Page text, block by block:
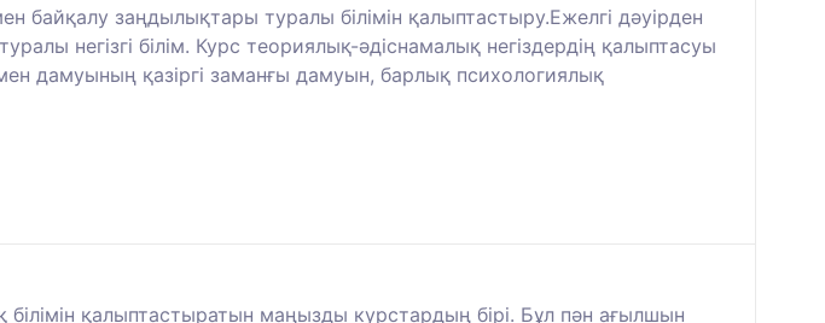
заңдылықтары туралы білімін қалыптастыру.Ежелгі дәуірден
негізгі білім. Курс теориялық-әдіснамалық негіздердің қалыптасуы
дамуының қазіргі заманғы дамуын, барлық психологиялық
қалыптастыратын маңызды курстардың бірі. Бұл пән ағылшын